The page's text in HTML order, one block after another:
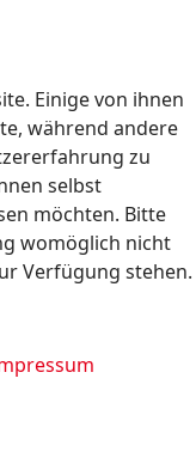
Einige von ihnen
während andere
zu
selbst
möchten. Bitte
womöglich nicht
Verfügung stehen.